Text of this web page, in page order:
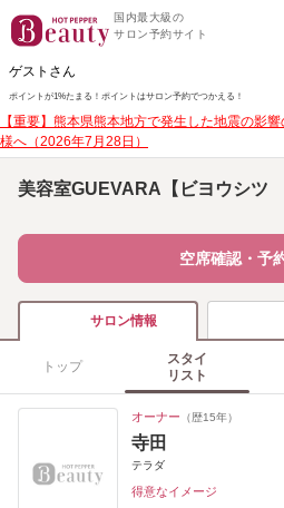
国内最大級の
サロン予約サイト
ゲストさん
ポイントが1%たまる！ ポイントはサロン予約でつかえる！
【重要】熊本県熊本地方で発生した地震の影
様へ（2026年7月28日）
美容室GUEVARA【ビヨウシツ
空席確認・予
サロン情報
トップ
スタイ
リスト
オーナー （歴15年）
寺田
テラダ
得意なイメージ